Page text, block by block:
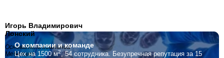
Игорь Владимирович
Лонский
Основатель компании
Мебелино
О компаниии команде
Цех на 1500 м2, 54 сотрудника. Безупречная репутация за 15